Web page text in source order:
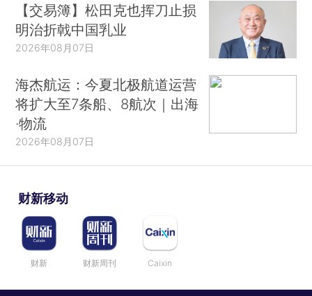
【交易簿】松田克也挥刀止损
明治折戟中国乳业
2026年08月07日
海杰航运：今夏北极航道运营
将扩大至7条船、8航次｜出海
·物流
2026年08月07日
财新移动
财新 财新周刊 Caixin